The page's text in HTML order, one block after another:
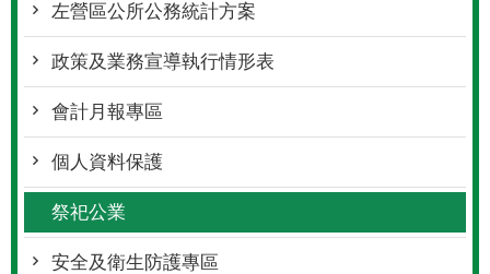
左營區公所公務統計方案
政策及業務宣導執行情形表
會計月報專區
個人資料保護
祭祀公業
安全及衛生防護專區